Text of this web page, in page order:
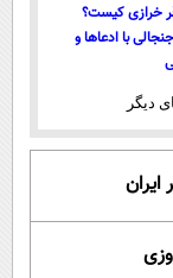
خرازی کیست؟
با ادعاها و
دیگر